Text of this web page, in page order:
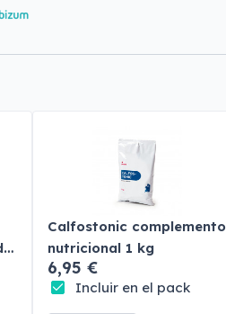
Calfostonic complemento
nutricional 1 kg
6,95 €
Incluir en el pack